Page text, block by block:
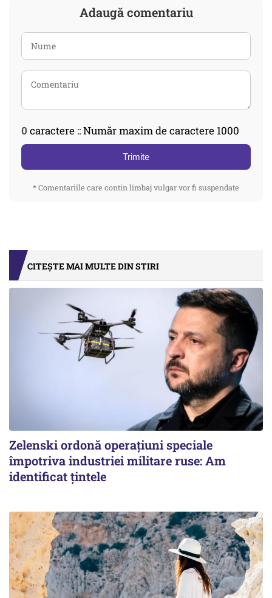
Adaugă comentariu
0 caractere :: Număr maxim de caractere 1000
Trimite
* Comentariile care contin limbaj vulgar vor fi suspendate
CITEȘTE MAI MULTE DIN STIRI
Zelenski ordonă operațiuni speciale
împotriva industriei militare ruse: Am
identificat țintele